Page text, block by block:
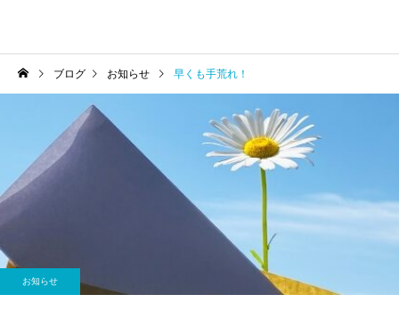
ブログ お知らせ 早くも手荒れ！
お知らせ